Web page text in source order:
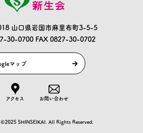
山口県岩国市麻里布町3-5-5
30-0700FAX 0827-30-0702
マップ
アクセス お問い合わせ
SHINSEIKAI. All Rights Reserved.